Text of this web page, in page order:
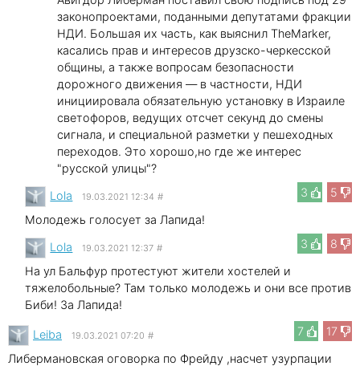
законопроектами, поданными депутатами фракции
НДИ. Большая их часть, как выяснил TheMarker,
касались прав и интересов друзско-черкесской
общины, а также вопросам безопасности
дорожного движения — в частности, НДИ
инициировала обязательную установку в Израиле
светофоров, ведущих отсчет секунд до смены
сигнала, и специальной разметки у пешеходных
переходов. Это хорошо,но где же интерес
"русской улицы"?
3
5
Lola 19.03.2021 12:34 #
Молодежь голосует за Лапида!
3
8
Lola 19.03.2021 12:37 #
На ул Бальфур протестуют жители хостелей и
тяжелобольные? Там только молодежь и они все против
Биби! За Лапида!
7
17
Leibа 19.03.2021 07:20 #
Либермановская оговорка по Фрейду ,насчет узурпации